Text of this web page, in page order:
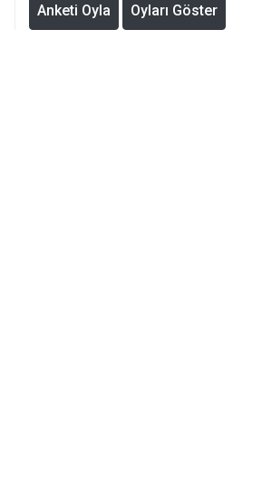
Anketi Oyla Oyları Göster